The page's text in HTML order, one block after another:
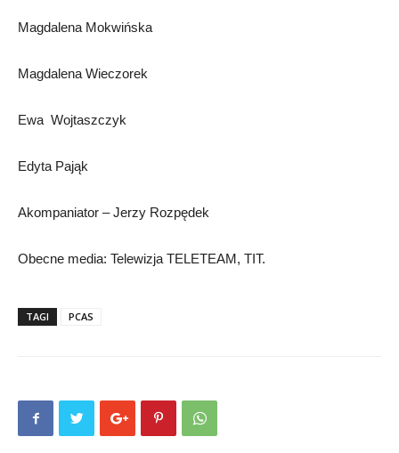
Magdalena Mokwińska
Magdalena Wieczorek
Ewa Wojtaszczyk
Edyta Pająk
Akompaniator – Jerzy Rozpędek
Obecne media: Telewizja TELETEAM, TIT.
TAGI PCAS